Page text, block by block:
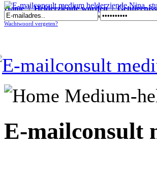
Home|Helderziende worden|
E-mailconsult medium helderziende Nina, stuur een email!
Wachtwoord vergeten?
E-mailconsult